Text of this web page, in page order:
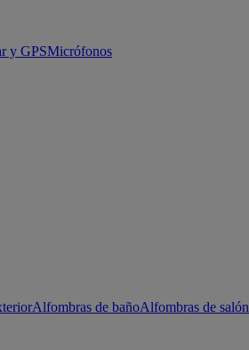
y GPSMicrófonos
Alfombras de bañoAlfombras de salón